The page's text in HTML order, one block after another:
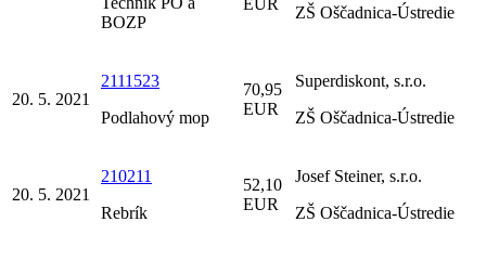
BOZP
EUR
ZŠ Oščadnica-Ústredie
20. 5. 2021
2111523
Podlahový mop
70,95
EUR
Superdiskont, s.r.o.
ZŠ Oščadnica-Ústredie
20. 5. 2021
210211
Rebrík
52,10
EUR
Josef Steiner, s.r.o.
ZŠ Oščadnica-Ústredie